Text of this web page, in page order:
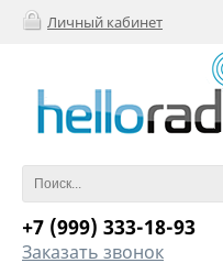
Личный кабинет
+7 (999) 333-18-93
Заказать звонок